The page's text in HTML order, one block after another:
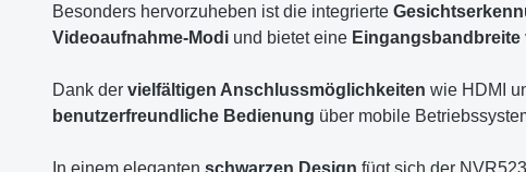
Besonders hervorzuheben ist die integrierte
Videoaufnahme-Modi und bietet eine Eingangsbandbreite
Dank der vielfältigen Anschlussmöglichkeiten wie HDMI
benutzerfreundliche Bedienung über mobile
In einem eleganten schwarzen Design fügt sich der